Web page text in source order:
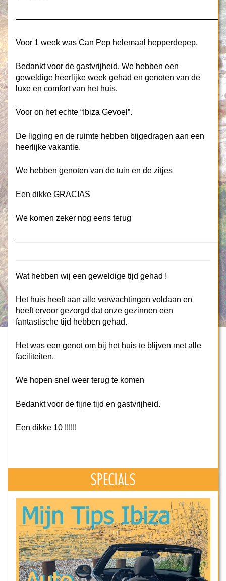
Voor 1 week was Can Pep helemaal hepperdepep.
Bedankt voor de gastvrijheid. We hebben een
geweldige heerlijke week gehad en genoten van de
luxe en comfort van het huis.
Voor on het echte “Ibiza Gevoel”.
De ligging en de ruimte hebben bijgedragen aan een
heerlijke vakantie.
We hebben genoten van de tuin en de zitjes
Een dikke GRACIAS
We komen zeker nog eens terug
Wat hebben wij een geweldige tijd gehad !
Het huis heeft aan alle verwachtingen voldaan en
heeft ervoor gezorgd dat onze gezinnen een
fantastische tijd hebben gehad.
Het was een genot om bij het huis te blijven met alle
faciliteiten.
We hopen snel weer terug te komen
Bedankt voor de fijne tijd en gastvrijheid.
Een dikke 10 !!!!!!
SPECIALS